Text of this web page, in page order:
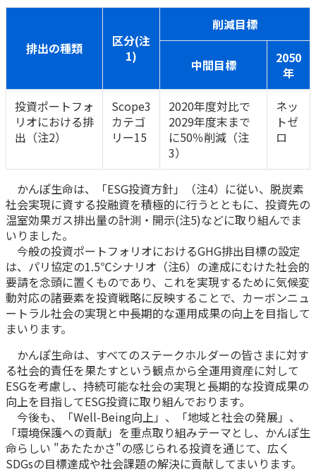
マイページでできること
ログイン
ご契約内容の確認
お客さまに関する情報等の確認の取り組み
各種サービス・お知らせ
かんぽプラチナライフサービス
ご契約のしおり・約款（Web約款）
保険用語集
お問い合わせ
お見積りシミュレーション
保険の探し方のポイント
保険かんたん診断
これからのライフイベントでかかる費用とは？
ご契約手続きの流れ
保険料のお払込方法
保険用語集
お問い合わせ先
医療
子育て
ライフプラン
健康情報
かんぽアプリ～かんぽの健康と安心を手のひらに～
すこやか健康ラボ
ラジオ体操・みんなの体操
経営理念・経営戦略
財務情報
株主・投資家のみなさまへ
日本郵政グループとしての取り組み
CM・オウンドメディア／ソーシャルメディア
かんぽブランド
かんぽ生命のサステナビリティ
お客さまの声／お客さまサービス向上の取組み
株主・投資家のみなさまへ
採用情報
排出の種類
区分(注
1)
削減目標
中間目標
2050
年
投資ポートフォ
リオにおける排
出（注2）
Scope3
カテゴ
リー15
2020年度対比で
2029年度末まで
に50％削減（注
3）
ネッ
トゼ
ロ
かんぽ生命は、「ESG投資方針」（注4）に従い、脱炭素
社会実現に資する投融資を積極的に行うとともに、投資先の
温室効果ガス排出量の計測・開示(注5)などに取り組んでま
いりました。
今般の投資ポートフォリオにおけるGHG排出目標の設定
は、パリ協定の1.5℃シナリオ（注6）の達成にむけた社会的
要請を念頭に置くものであり、これを実現するために気候変
動対応の諸要素を投資戦略に反映することで、カーボンニュ
ートラル社会の実現と中長期的な運用成果の向上を目指して
まいります。
かんぽ生命は、すべてのステークホルダーの皆さまに対す
る社会的責任を果たすという観点から全運用資産に対して
ESGを考慮し、持続可能な社会の実現と長期的な投資成果の
向上を目指してESG投資に取り組んでおります。
今後も、「Well-Being向上」、「地域と社会の発展」、
「環境保護への貢献」を重点取り組みテーマとし、かんぽ生
命らしい "あたたかさ"の感じられる投資を通じて、広く
SDGsの目標達成や社会課題の解決に貢献してまいります。